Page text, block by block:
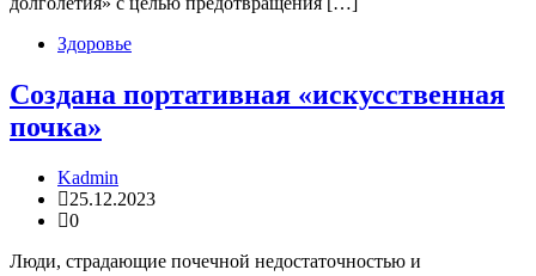
Здоровье
Создана портативная «искусственная
почка»
Kadmin
25.12.2023
0
Люди, страдающие почечной недостаточностью и